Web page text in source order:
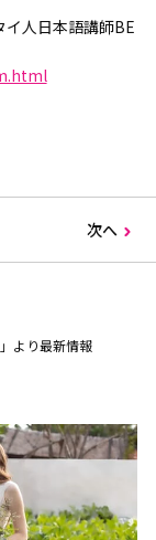
人日本語講師BE
次へ
より最新情報